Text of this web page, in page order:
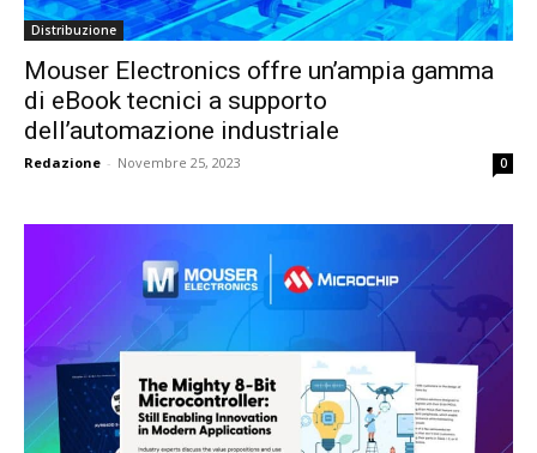
Distribuzione
Mouser Electronics offre un’ampia gamma
di eBook tecnici a supporto
dell’automazione industriale
Redazione - Novembre 25, 2023 0